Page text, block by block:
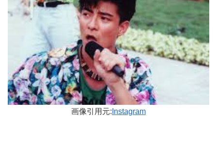
画像引用元: Instagram